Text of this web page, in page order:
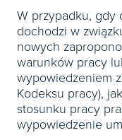
W przypadku, gdy
dochodzi w
nowych
warunków pracy
wypowiedzeniem
Kodeksu pracy),
stosunku pracy
wypowiedzenie